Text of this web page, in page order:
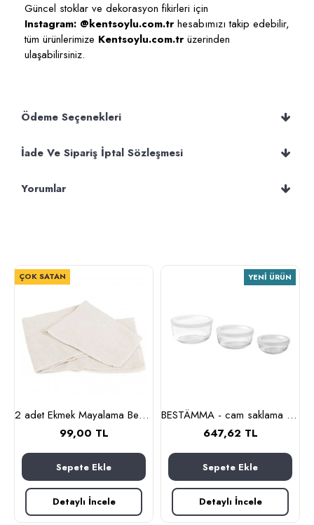
Güncel stoklar ve dekorasyon fikirleri için
Instagram: @kentsoylu.com.trhesabımızı takip edebilir,
tüm ürünlerimize Kentsoylu.com.trüzerinden
ulaşabilirsiniz.
Ödeme Seçenekleri
İade Ve Sipariş İptal Sözleşmesi
Yorumlar
ÇOK SATAN
2 adet Ekmek Mayalama Bezi 50x70 cm, %100 Pamuk Amerikan Pasa Bezi
99,00 TL
Sepete Ekle
Detaylı İncele
YENI ÜRÜN
BESTÄMMA - cam saklama kabı seti (cam)
647,62 TL
Sepete Ekle
Detaylı İncele